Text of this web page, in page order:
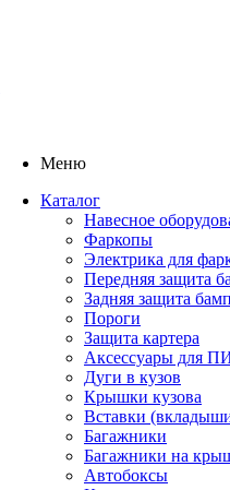
Меню
Каталог
Навесное
Фаркопы
Электрика для
Передняя защита
Задняя защита
Пороги
Защита картера
Аксессуары для
Дуги в кузов
Крышки кузова
Вставки
Багажники
Багажники на
Автобоксы